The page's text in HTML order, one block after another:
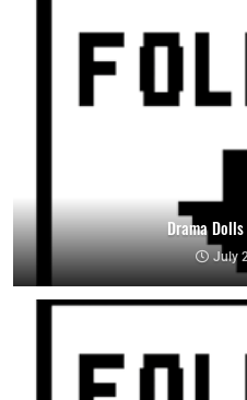
Drama
July